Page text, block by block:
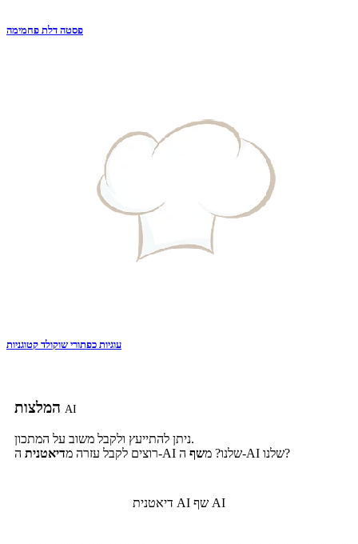
פסטה דלת פחמימה
עוגיות כפתורי שוקולד קטוגניות
AI
ניתן להתייעץ ולקבל משוב על המתכון.
רוצים לקבל עזרה מדיאטנית ה-AI שלנו? משף ה-AI שלנו?
דיאטנית AI שף AI